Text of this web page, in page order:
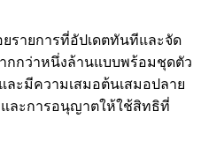
รายการที่อัปเดตทันทีและจัด
กกว่าหนึ่งล้านแบบพร้อมชุดตัว
ะมีความเสมอต้นเสมอปลาย
และการอนุญาตให้ใช้สิทธิที่